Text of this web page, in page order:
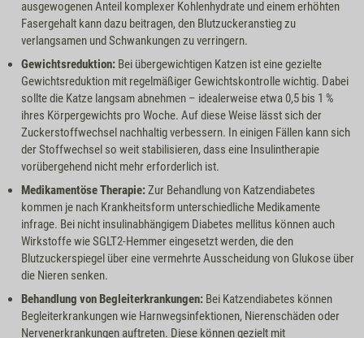
ausgewogenen Anteil komplexer Kohlenhydrate und einem erhöhten
Fasergehalt kann dazu beitragen, den Blutzuckeranstieg zu
verlangsamen und Schwankungen zu verringern.
Gewichtsreduktion: Bei übergewichtigen Katzen ist eine gezielte
Gewichtsreduktion mit regelmäßiger Gewichtskontrolle wichtig. Dabei
sollte die Katze langsam abnehmen – idealerweise etwa 0,5 bis 1 %
ihres Körpergewichts pro Woche. Auf diese Weise lässt sich der
Zuckerstoffwechsel nachhaltig verbessern. In einigen Fällen kann sich
der Stoffwechsel so weit stabilisieren, dass eine Insulintherapie
vorübergehend nicht mehr erforderlich ist.
Medikamentöse Therapie:Zur Behandlung von Katzendiabetes
kommen je nach Krankheitsform unterschiedliche Medikamente
infrage. Bei nicht insulinabhängigem Diabetes mellitus können auch
Wirkstoffe wie SGLT2-Hemmer eingesetzt werden, die den
Blutzuckerspiegel über eine vermehrte Ausscheidung von Glukose über
die Nieren senken.
Behandlung von Begleiterkrankungen: Bei Katzendiabetes können
Begleiterkrankungen wie Harnwegsinfektionen, Nierenschäden oder
Nervenerkrankungen auftreten. Diese können gezielt mit